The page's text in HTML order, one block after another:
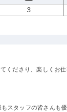
3
くださり、楽しくお
スタッフの皆さんも